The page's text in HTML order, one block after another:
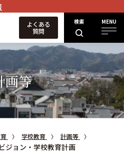
検索 MENU
よくある
質問
画等
学校教育 計画等
ジョン・学校教育計画